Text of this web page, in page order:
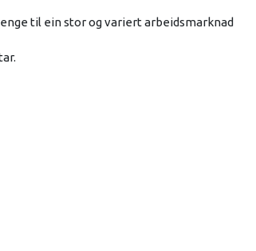
til ein stor og variert arbeidsmarknad